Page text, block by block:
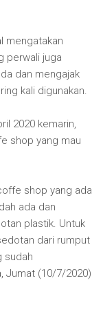
mengatakan
perwali juga
dan mengajak
kali digunakan.
2020 kemarin,
shop yang mau
shop yang ada
ada dan
plastik. Untuk
dari rumput
sudah
Jumat (10/7/2020)